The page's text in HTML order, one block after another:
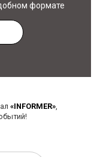
формате
«INFORMER»,